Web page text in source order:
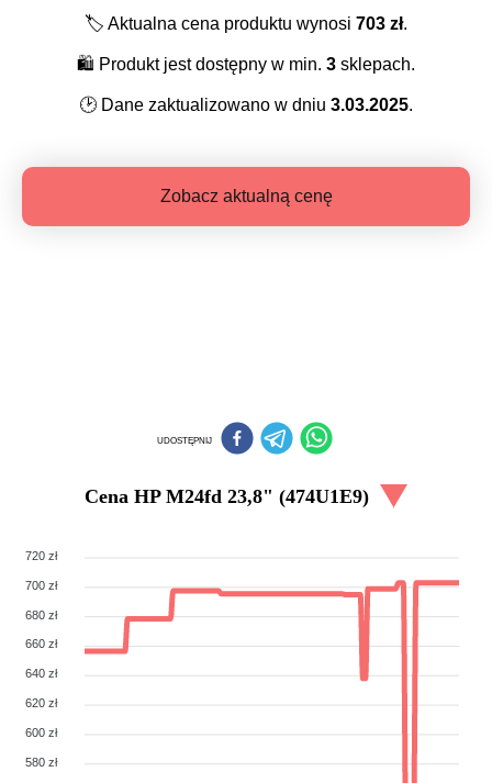
🏷️ Aktualna cena produktu wynosi 703 zł.
🛍️ Produkt jest dostępny w min. 3 sklepach.
🕑 Dane zaktualizowano w dniu 3.03.2025.
Zobacz aktualną cenę
UDOSTĘPNIJ
Cena HP M24fd 23,8" (474U1E9)
720 zł
700 zł
680 zł
660 zł
640 zł
620 zł
600 zł
580 zł